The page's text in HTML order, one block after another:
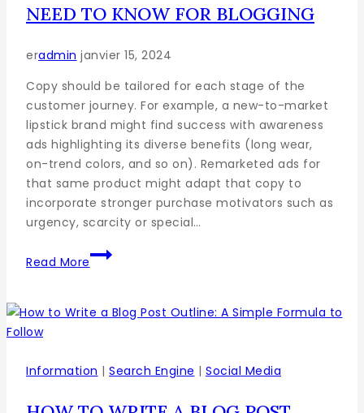
NEED TO KNOW FOR BLOGGING
eradmin janvier 15, 2024
Copy should be tailored for each stage of the
customer journey. For example, a new-to-market
lipstick brand might find success with awareness
ads highlighting its diverse benefits (long wear,
on-trend colors, and so on). Remarketed ads for
that same product might adapt that copy to
incorporate stronger purchase motivators such as
urgency, scarcity or special…
Read More
Information | Search Engine | Social Media